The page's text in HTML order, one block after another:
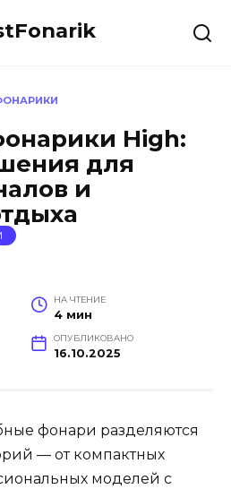
High:
для
и
НА ЧТЕНИЕ
4 мин
ОПУБЛИКОВАНО
16.10.2025
фонари разделяются
— от компактных
моделей с